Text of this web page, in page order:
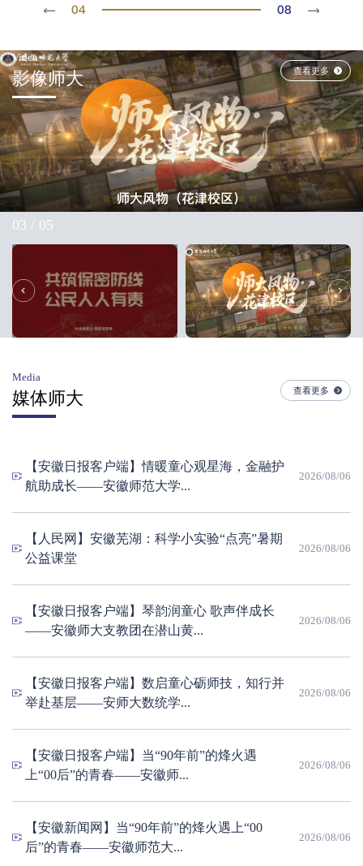
04 08
Video
影像师大 查看更多
师大风物（花津校区）
03 / 05
Media
媒体师大 查看更多
【安徽日报客户端】情暖童心观星海，金融护
航助成长——安徽师范大学...
2026/08/06
【人民网】安徽芜湖：科学小实验“点亮”暑期
公益课堂
2026/08/06
【安徽日报客户端】琴韵润童心 歌声伴成长
——安徽师大支教团在潜山黄...
2026/08/06
【安徽日报客户端】数启童心砺师技，知行并
举赴基层——安师大数统学...
2026/08/06
【安徽日报客户端】当“90年前”的烽火遇
上“00后”的青春——安徽师...
2026/08/06
【安徽新闻网】当“90年前”的烽火遇上“00
后”的青春——安徽师范大...
2026/08/06